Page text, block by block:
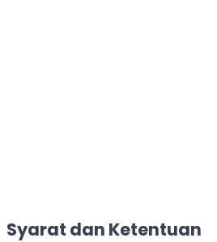
Syarat dan Ketentuan